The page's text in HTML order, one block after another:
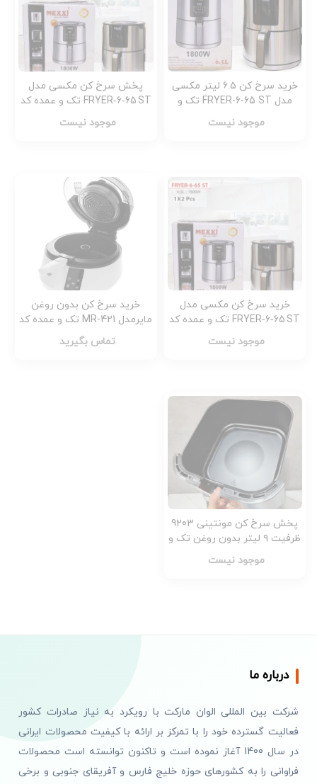
خرید سرخ کن ۶.۵ لیتر مکسی
مدل FRYER-6-65 ST تک و
عمده کد Z1187
موجود نیست
پخش سرخ کن مکسی مدل
FRYER‑6‑65 ST تک و عمده کد
Z1174
موجود نیست
خرید سرخ کن مکسی مدل
FRYER‑6‑65 ST تک و عمده کد
Z1173
موجود نیست
خرید سرخ کن بدون روغن
مایرمدل MR-421 تک و عمده کد
G5674
تماس بگیرید
پخش سرخ کن مونتینی 9203
ظرفیت ۹ لیتر بدون روغن تک و
موجود نیست
درباره ما
شرکت بین المللی الوان مارکت با رویکرد به نیاز صادرات کشور
فعالیت گسترده خود را با تمرکز بر ارائه با کیفیت محصولات ایرانی
در سال 1400 آغاز نموده است و تاکنون توانسته است محصولات
فراوانی را به کشورهای حوزه خلیج فارس و آفریقای جنوبی و برخی